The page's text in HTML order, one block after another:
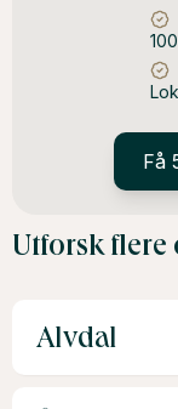
Få
Utforsk
Alvdal